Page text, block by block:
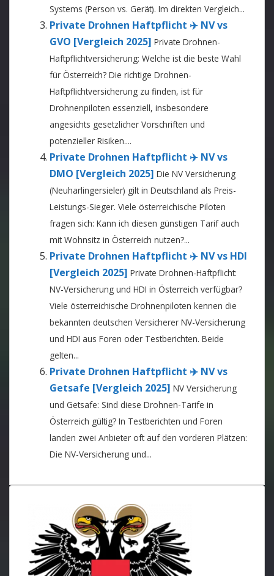
Systems (Person vs. Gerät). Im direkten Vergleich...
Private Drohnen Haftpflicht ✈️ NV vs
GVO [Vergleich 2025] Private Drohnen-
Haftpflichtversicherung: Welche ist die beste Wahl
für Österreich? Die richtige Drohnen-
Haftpflichtversicherung zu finden, ist für
Drohnenpiloten essenziell, insbesondere
angesichts gesetzlicher Vorschriften und
potenzieller Risiken....
Private Drohnen Haftpflicht ✈️ NV vs
DMO [Vergleich 2025] Die NV Versicherung
(Neuharlingersieler) gilt in Deutschland als Preis-
Leistungs-Sieger. Viele österreichische Piloten
fragen sich: Kann ich diesen günstigen Tarif auch
mit Wohnsitz in Österreich nutzen?...
Private Drohnen Haftpflicht ✈️ NV vs HDI
[Vergleich 2025] Private Drohnen-Haftpflicht:
NV-Versicherung und HDI in Österreich verfügbar?
Viele österreichische Drohnenpiloten kennen die
bekannten deutschen Versicherer NV-Versicherung
und HDI aus Foren oder Testberichten. Beide
gelten...
Private Drohnen Haftpflicht ✈️ NV vs
Getsafe [Vergleich 2025] NV Versicherung
und Getsafe: Sind diese Drohnen-Tarife in
Österreich gültig? In Testberichten und Foren
landen zwei Anbieter oft auf den vorderen Plätzen:
Die NV-Versicherung und...